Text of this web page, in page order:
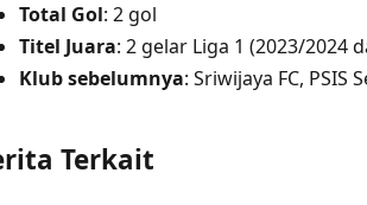
Total Gol: 2 gol
Titel Juara: 2 gelar Liga 1 (2023/2024
Klub sebelumnya: Sriwijaya FC,
Terkait